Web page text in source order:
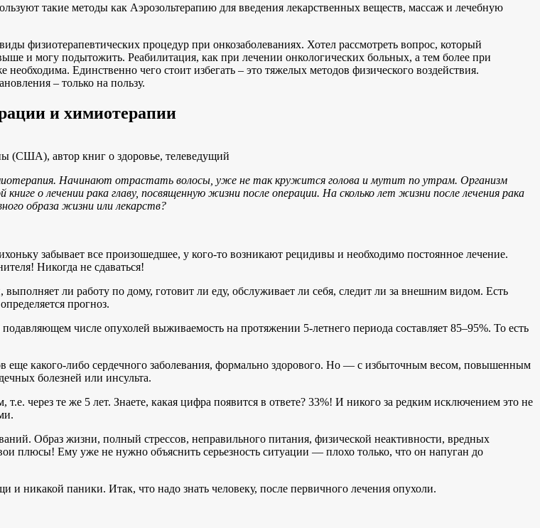
такие методы как Аэрозольтерапию для введения лекарственных веществ, массаж и лечебную
физиотерапевтических процедур при онкозаболеваниях. Хотел рассмотреть вопрос, который
и могу подытожить. Реабилитация, как при лечении онкологических больных, а тем более при
Единственно чего стоит избегать – это тяжелых методов физического воздействия.
– только на пользу.
и химиотерапии
(США), автор книг о здоровье, телеведущий
Начинают отрастать волосы, уже не так кружится голова и мутит по утрам. Организм
о лечении рака главу, посвященную жизни после операции. На сколько лет жизни после лечения рака
образа жизни или лекарств?
забывает все произошедшее, у кого-то возникают рецидивы и необходимо постоянное лечение.
Никогда не сдаваться!
ли работу по дому, готовит ли еду, обслуживает ли себя, следит ли за внешним видом. Есть
прогноз.
числе опухолей выживаемость на протяжении 5-летнего периода составляет 85–95%. То есть
еще какого-либо сердечного заболевания, формально здорового. Но — с избыточным весом, повышенным
болезней или инсульта.
через те же 5 лет. Знаете, какая цифра появится в ответе? 33%! И никого за редким исключением это не
Образ жизни, полный стрессов, неправильного питания, физической неактивности, вредных
плюсы! Ему уже не нужно объяснить серьезность ситуации — плохо только, что он напуган до
никакой паники. Итак, что надо знать человеку, после первичного лечения опухоли.